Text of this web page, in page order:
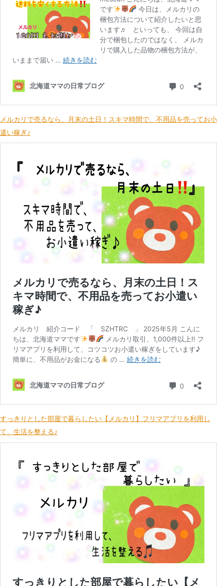
メルカリで売るなら、月末の土日！スキマ時間で、不用品を売ってお小
遣い稼ぎ♪
すっきりとした部屋で暮らしたい【メルカリ】フリマアプリを利用し
て、生活を整える♪